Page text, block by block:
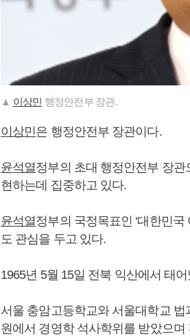
▲ 이상민 행정안전부 장관.
이상민은 행정안전부 장관이다.
윤석열정부의 초대 행정안전부 장관
현하는데 집중하고 있다.
윤석열정부의 국정목표인 ‘대한민
도 관심을 두고 있다.
1965년 5월 15일 전북 익산에서 태
서울 충암고등학교와 서울대학교
원에서 경영학 석사학위를 받았으